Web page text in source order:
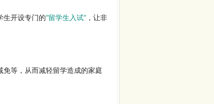
生开设专门的“留学生入试” ，让非
免等，从而减轻留学造成的家庭